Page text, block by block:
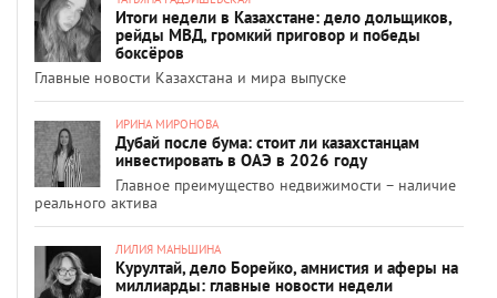
Итоги недели в Казахстане: дело дольщиков,
рейды МВД, громкий приговор и победы
боксёров
Главные новости Казахстана и мира выпуске
ИРИНА МИРОНОВА
Дубай после бума: стоит ли казахстанцам
инвестировать в ОАЭ в 2026 году
Главное преимущество недвижимости – наличие
реального актива
ЛИЛИЯ МАНЬШИНА
Курултай, дело Борейко, амнистия и аферы на
миллиарды: главные новости недели